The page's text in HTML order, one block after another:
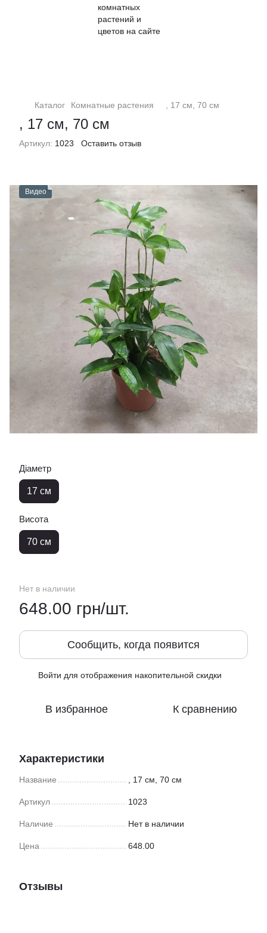
Каталог Комнатные растения , 17 см, 70 см
, 17 см, 70 см
Артикул: 1023 Оставить отзыв
Видео
Діаметр
17 см
Висота
70 см
Нет в наличии
648.00 грн/шт.
Сообщить, когда появится
Войти для отображения накопительной скидки
В избранное К сравнению
Характеристики
Название , 17 см, 70 см
Артикул 1023
Наличие Нет в наличии
Цена 648.00
Отзывы